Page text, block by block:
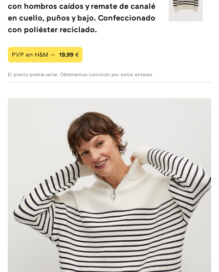
con hombros caídos y remate de canalé
en cuello, puños y bajo. Confeccionado
con poliéster reciclado.
PVP en H&M — 19,99 €
El precio podría variar. Obtenemos comisión por estos enlaces